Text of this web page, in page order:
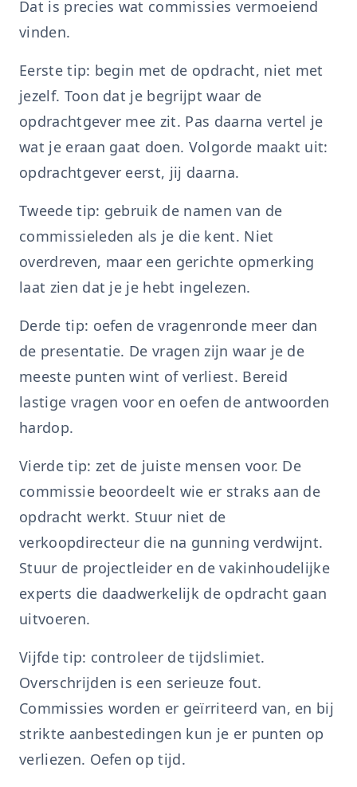
Dat is precies wat commissies vermoeiend
vinden.
Eerste tip: begin met de opdracht, niet met
jezelf. Toon dat je begrijpt waar de
opdrachtgever mee zit. Pas daarna vertel je
wat je eraan gaat doen. Volgorde maakt uit:
opdrachtgever eerst, jij daarna.
Tweede tip: gebruik de namen van de
commissieleden als je die kent. Niet
overdreven, maar een gerichte opmerking
laat zien dat je je hebt ingelezen.
Derde tip: oefen de vragenronde meer dan
de presentatie. De vragen zijn waar je de
meeste punten wint of verliest. Bereid
lastige vragen voor en oefen de antwoorden
hardop.
Vierde tip: zet de juiste mensen voor. De
commissie beoordeelt wie er straks aan de
opdracht werkt. Stuur niet de
verkoopdirecteur die na gunning verdwijnt.
Stuur de projectleider en de vakinhoudelijke
experts die daadwerkelijk de opdracht gaan
uitvoeren.
Vijfde tip: controleer de tijdslimiet.
Overschrijden is een serieuze fout.
Commissies worden er geïrriteerd van, en bij
strikte aanbestedingen kun je er punten op
verliezen. Oefen op tijd.